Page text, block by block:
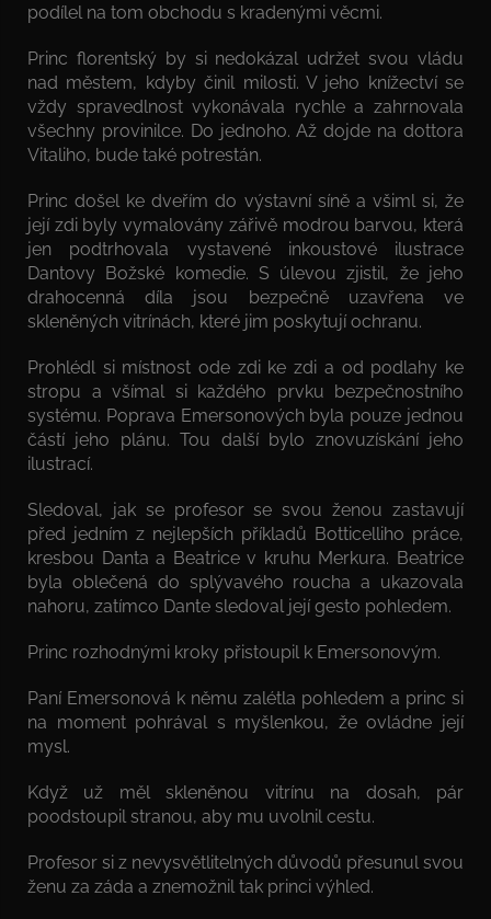
podílel na tom obchodu s kradenými věcmi.
Princ florentský by si nedokázal udržet svou vládu
nad městem, kdyby činil milosti. V jeho knížectví se
vždy spravedlnost vykonávala rychle a zahrnovala
všechny provinilce. Do jednoho. Až dojde na dottora
Vitaliho, bude také potrestán.
Princ došel ke dveřím do výstavní síně a všiml si, že
její zdi byly vymalovány zářivě modrou barvou, která
jen podtrhovala vystavené inkoustové ilustrace
Dantovy Božské komedie. S úlevou zjistil, že jeho
drahocenná díla jsou bezpečně uzavřena ve
skleněných vitrínách, které jim poskytují ochranu.
Prohlédl si místnost ode zdi ke zdi a od podlahy ke
stropu a všímal si každého prvku bezpečnostního
systému. Poprava Emersonových byla pouze jednou
částí jeho plánu. Tou další bylo znovuzískání jeho
ilustrací.
Sledoval, jak se profesor se svou ženou zastavují
před jedním z nejlepších příkladů Botticelliho práce,
kresbou Danta a Beatrice v kruhu Merkura. Beatrice
byla oblečená do splývavého roucha a ukazovala
nahoru, zatímco Dante sledoval její gesto pohledem.
Princ rozhodnými kroky přistoupil k Emersonovým.
Paní Emersonová k němu zalétla pohledem a princ si
na moment pohrával s myšlenkou, že ovládne její
mysl.
Když už měl skleněnou vitrínu na dosah, pár
poodstoupil stranou, aby mu uvolnil cestu.
Profesor si z nevysvětlitelných důvodů přesunul svou
ženu za záda a znemožnil tak princi výhled.